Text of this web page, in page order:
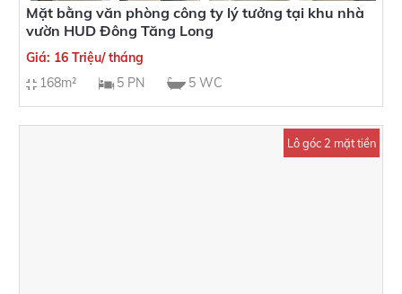
Mặt bằng văn phòng công ty lý tưởng tại khu nhà
vườn HUD Đông Tăng Long
Giá: 16 Triệu/ tháng
168m²
5 PN 5 WC
Lô góc 2 mặt tiền